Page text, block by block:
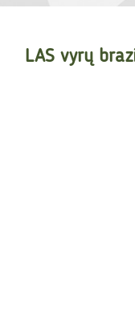
LAS vyrų